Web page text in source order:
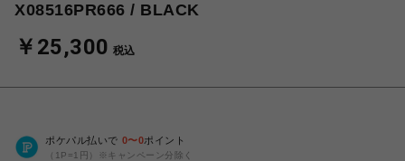
X08516PR666 / BLACK
￥25,300 税込
ポケパル払いで 0〜0ポイント
（1P=1円）※キャンペーン分除く